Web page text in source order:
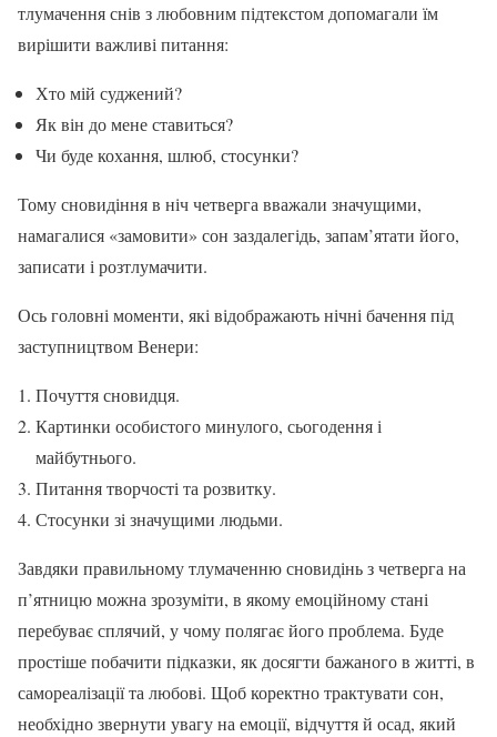
тлумачення снів з любовним підтекстом допомагали їм
вирішити важливі питання:
Хто мій суджений?
Як він до мене ставиться?
Чи буде кохання, шлюб, стосунки?
Тому сновидіння в ніч четверга вважали значущими,
намагалися «замовити» сон заздалегідь, запам’ятати його,
записати і розтлумачити.
Ось головні моменти, які відображають нічні бачення під
заступництвом Венери:
Почуття сновидця.
Картинки особистого минулого, сьогодення і
майбутнього.
Питання творчості та розвитку.
Стосунки зі значущими людьми.
Завдяки правильному тлумаченню сновидінь з четверга на
п’ятницю можна зрозуміти, в якому емоційному стані
перебуває сплячий, у чому полягає його проблема. Буде
простіше побачити підказки, як досягти бажаного в житті, в
самореалізації та любові. Щоб коректно трактувати сон,
необхідно звернути увагу на емоції, відчуття й осад, який